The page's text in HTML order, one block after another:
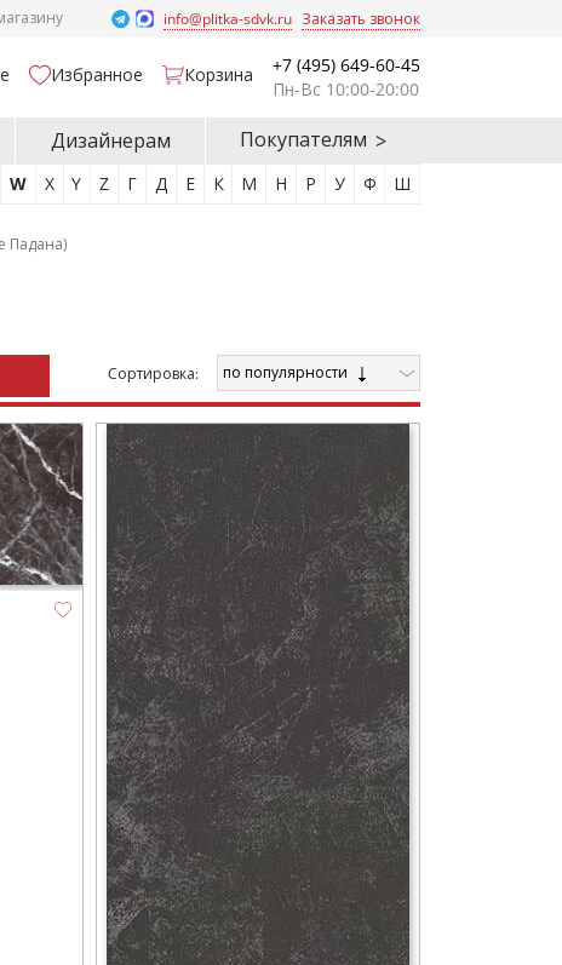
info@plitka-sdvk.ru Заказать звонок
Избранное Корзина
+7 (495) 649-60-45
Пн-Вс 10:00-20:00
Дизайнерам Покупателям
W X Y Z Г Д Е К М Н Р У Ф Ш
Падана)
Cортировка: по популярности